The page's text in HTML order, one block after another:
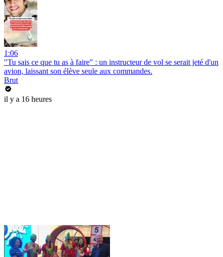
1:06
"Tu sais ce que tu as à faire" : un instructeur de vol se serait jeté d'un
avion, laissant son élève seule aux commandes.
Brut
il y a 16 heures